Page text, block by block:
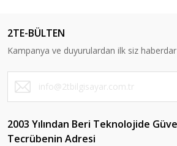
2TE-BÜLTEN
Kampanya ve duyurulardan ilk siz
2003 Yılından Beri Teknolojide
Tecrübenin Adresi